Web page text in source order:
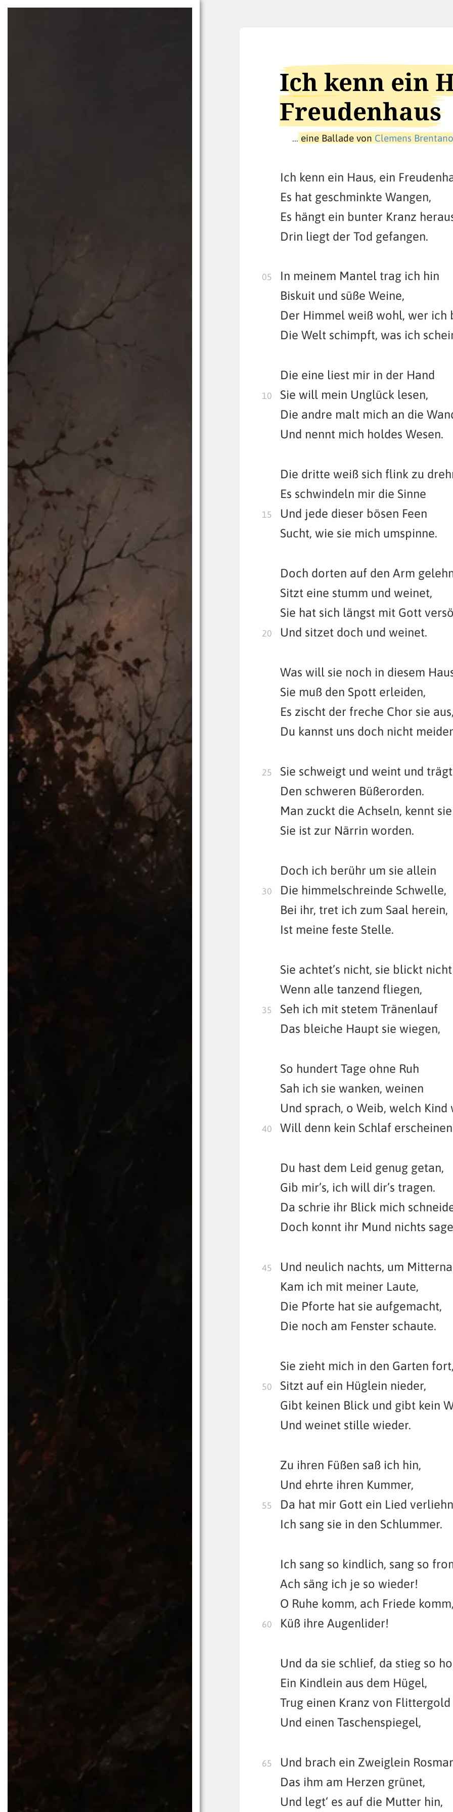
Ich kenn ein
Freudenhaus
…eine Ballade von Clemens
Ich kenn ein Haus, ein
Es hat geschminkte Wangen,
Es hängt ein bunter Kranz
Drin liegt der Tod gefangen.
In meinem Mantel trag ich hin
Biskuit und süße Weine,
Der Himmel weiß wohl, wer ich
Die Welt schimpft, was ich
Die eine liest mir in der Hand
Sie will mein Unglück lesen,
Die andre malt mich an die
Und nennt mich holdes Wesen.
Die dritte weiß sich flink zu
Es schwindeln mir die Sinne
Und jede dieser bösen Feen
Sucht, wie sie mich umspinne.
Doch dorten auf den Arm
Sitzt eine stumm und weinet,
Sie hat sich längst mit Gott
Und sitzet doch und weinet.
Was will sie noch in diesem
Sie muß den Spott erleiden,
Es zischt der freche Chor sie aus,
Du kannst uns doch nicht
Sie schweigt und weint und
Den schweren Büßerorden.
Man zuckt die Achseln, kennt
Sie ist zur Närrin worden.
Doch ich berühr um sie allein
Die himmelschreinde Schwelle,
Bei ihr, tret ich zum Saal herein,
Ist meine feste Stelle.
Sie achtet’s nicht, sie blickt
Wenn alle tanzend fliegen,
Seh ich mit stetem Tränenlauf
Das bleiche Haupt sie wiegen,
So hundert Tage ohne Ruh
Sah ich sie wanken, weinen
Und sprach, o Weib, welch Kind
Will denn kein Schlaf
Du hast dem Leid genug getan,
Gib mir’s, ich will dir’s tragen.
Da schrie ihr Blick mich
Doch konnt ihr Mund nichts
Und neulich nachts, um
Kam ich mit meiner Laute,
Die Pforte hat sie aufgemacht,
Die noch am Fenster schaute.
Sie zieht mich in den Garten fort,
Sitzt auf ein Hüglein nieder,
Gibt keinen Blick und gibt kein
Und weinet stille wieder.
Zu ihren Füßen saß ich hin,
Und ehrte ihren Kummer,
Da hat mir Gott ein Lied
Ich sang sie in den Schlummer.
Ich sang so kindlich, sang so
Ach säng ich je so wieder!
O Ruhe komm, ach Friede komm,
Küß ihre Augenlider!
Und da sie schlief, da stieg so
Ein Kindlein aus dem Hügel,
Trug einen Kranz von Flittergold
Und einen Taschenspiegel,
Und brach ein Zweiglein
Das ihm am Herzen grünet,
Und legt‘ es auf die Mutter hin,